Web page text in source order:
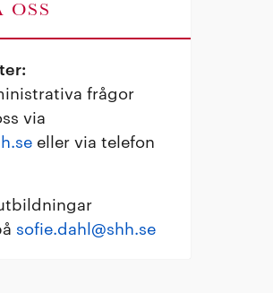
OSS
frågor
via
eller via telefon
sofie.dahl@shh.se